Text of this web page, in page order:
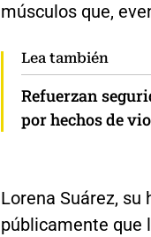
músculos que,
Lea también
Refuerzan
por hechos de
Lorena Suárez, su
públicamente que